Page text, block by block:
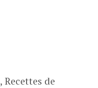
, Recettes de